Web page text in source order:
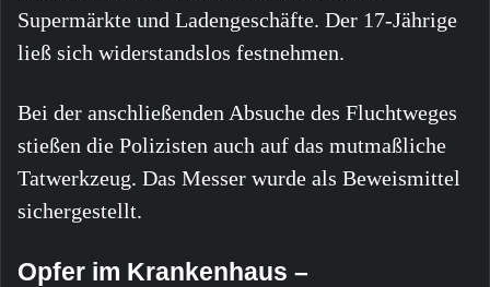
Supermärkte und Ladengeschäfte. Der 17-Jährige
ließ sich widerstandslos festnehmen.
Bei der anschließenden Absuche des Fluchtweges
stießen die Polizisten auch auf das mutmaßliche
Tatwerkzeug. Das Messer wurde als Beweismittel
sichergestellt.
Opfer im Krankenhaus –